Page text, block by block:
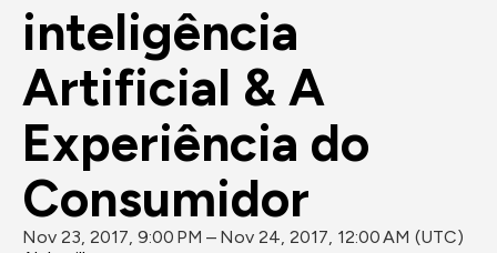
inteligência
Artificial & A
Experiência do
Consumidor
Nov 23, 2017, 9:00 PM – Nov 24, 2017, 12:00 AM (UTC)